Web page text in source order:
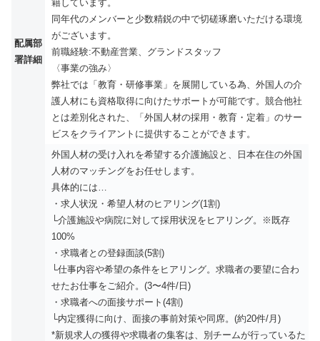
配属部
署詳細
籍しています。
同年代のメンバーと少数精鋭の中で切磋琢磨いただける環境
がございます。
前職経験:不動産営業、グランドスタッフ
〈事業の強み〉
弊社では「教育・研修事業」を展開している為、外国人の介
護人材にも資格取得に向けたサポートが可能です。競合他社
とは差別化された、「外国人材の採用・教育・定着」のサー
ビスをクライアントに提供することができます。
外国人材の受け入れを希望する介護施設と、日本在住の外国
人材のマッチングをお任せします。
具体的には…
・求人状況・希望人材のヒアリング(1割)
└介護施設や病院に対して採用状況をヒアリング。※既存
100%
・求職者との登録面談(5割)
└仕事内容や希望の条件をヒアリング。求職者の要望に合わ
せたお仕事をご紹介。(3〜4件/日)
・求職者への面接サポート(4割)
└内定獲得に向け、面接の事前対策や同席。(約20件/月)
*新規求人の獲得や求職者の集客は、別チームが行っているた